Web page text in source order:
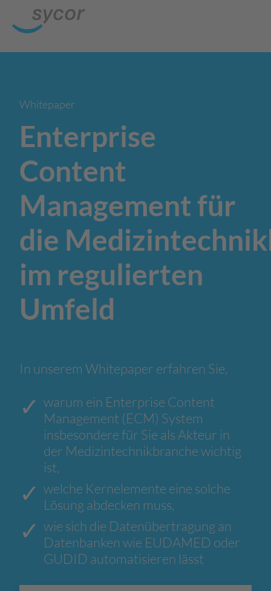
Whitepaper
Enterprise
Content
Management für
die
im regulierten
Umfeld
In unserem Whitepaper erfahren Sie,
warum ein Enterprise Content
Management (ECM) System
insbesondere für Sie als Akteur in
der Medizintechnikbranche wichtig
ist,
welche Kernelemente eine solche
Lösung abdecken muss,
wie sich die Datenübertragung an
Datenbanken wie EUDAMED oder
GUDID automatisieren lässt